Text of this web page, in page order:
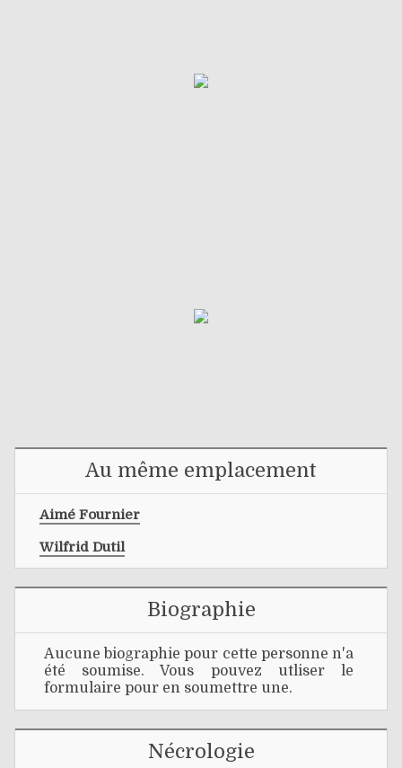
Au même emplacement
Aimé Fournier
Wilfrid Dutil
Biographie
Aucune biographie pour cette personne n'a
été soumise. Vous pouvez utliser le
formulaire pour en soumettre une.
Nécrologie